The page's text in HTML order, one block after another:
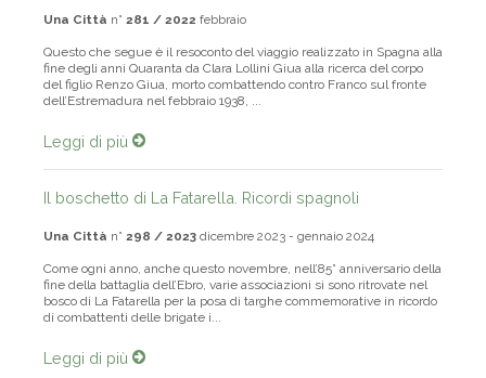
Una Città n° 281 / 2022 febbraio
Questo che segue è il resoconto del viaggio realizzato in Spagna alla
fine degli anni Quaranta da Clara Lollini Giua alla ricerca del corpo
del figlio Renzo Giua, morto combattendo contro Franco sul fronte
dell’Estremadura nel febbraio 1938, ...
Leggi di più
Il boschetto di La Fatarella. Ricordi spagnoli
Una Città n° 298 / 2023 dicembre 2023 - gennaio 2024
Come ogni anno, anche questo novembre, nell’85° anniversario della
fine della battaglia dell’Ebro, varie associazioni si sono ritrovate nel
bosco di La Fatarella per la posa di targhe commemorative in ricordo
di combattenti delle brigate i...
Leggi di più